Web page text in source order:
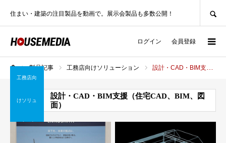
住まい・建築の注目製品を動画で。展示会製品も多数公開！
ログイン 会員登録
製品記事 工務店向けソリューション 設計・CAD・BIM支援（住宅CAD、BIM、図面）
工務店向
けソリュ
ーション
設計・CAD・BIM支援（住宅CAD、BIM、図
面）